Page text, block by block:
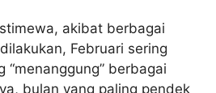
akibat berbagai
Februari sering
“menanggung” berbagai
bulan yang paling pendek